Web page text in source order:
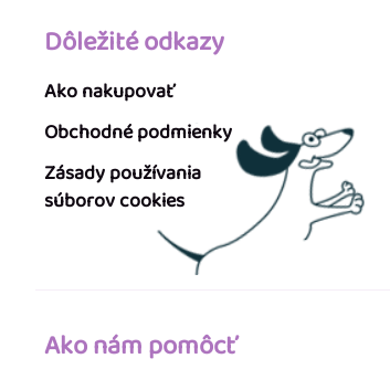
Dôležité odkazy
Ako nakupovať
Obchodné podmienky
Zásady používania
súborov cookies
Ako nám pomôcť